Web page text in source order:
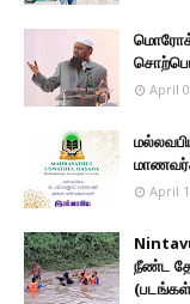
April
April
நீண்ட